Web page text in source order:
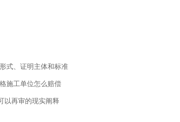
式、证明主体和标准
施工单位怎么赔偿
以再审的现实阐释